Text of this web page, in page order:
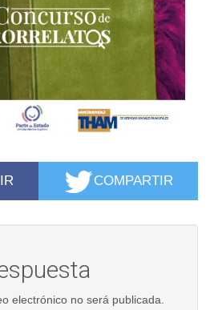
COMPARTIR
electrónico no será publicada.